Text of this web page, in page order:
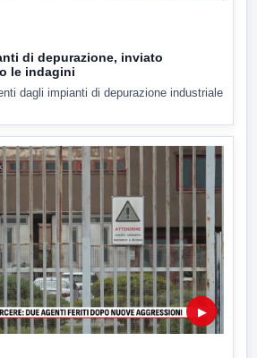
di depurazione, inviato
le indagini
dagli impianti di depurazione industriale
▶